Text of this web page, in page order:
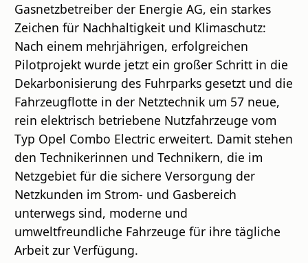
Gasnetzbetreiber der Energie AG, ein starkes
Zeichen für Nachhaltigkeit und Klimaschutz:
Nach einem mehrjährigen, erfolgreichen
Pilotprojekt wurde jetzt ein großer Schritt in die
Dekarbonisierung des Fuhrparks gesetzt und die
Fahrzeugflotte in der Netztechnik um 57 neue,
rein elektrisch betriebene Nutzfahrzeuge vom
Typ Opel Combo Electric erweitert. Damit stehen
den Technikerinnen und Technikern, die im
Netzgebiet für die sichere Versorgung der
Netzkunden im Strom- und Gasbereich
unterwegs sind, moderne und
umweltfreundliche Fahrzeuge für ihre tägliche
Arbeit zur Verfügung.